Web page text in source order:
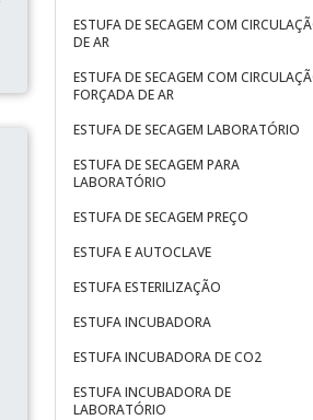
ESTUFA DE SECAGEM COM
DE AR
ESTUFA DE SECAGEM COM
FORÇADA DE AR
ESTUFA DE SECAGEM LABORATÓRIO
ESTUFA DE SECAGEM PARA
LABORATÓRIO
ESTUFA DE SECAGEM PREÇO
ESTUFA E AUTOCLAVE
ESTUFA ESTERILIZAÇÃO
ESTUFA INCUBADORA
ESTUFA INCUBADORA DE CO2
ESTUFA INCUBADORA DE
LABORATÓRIO